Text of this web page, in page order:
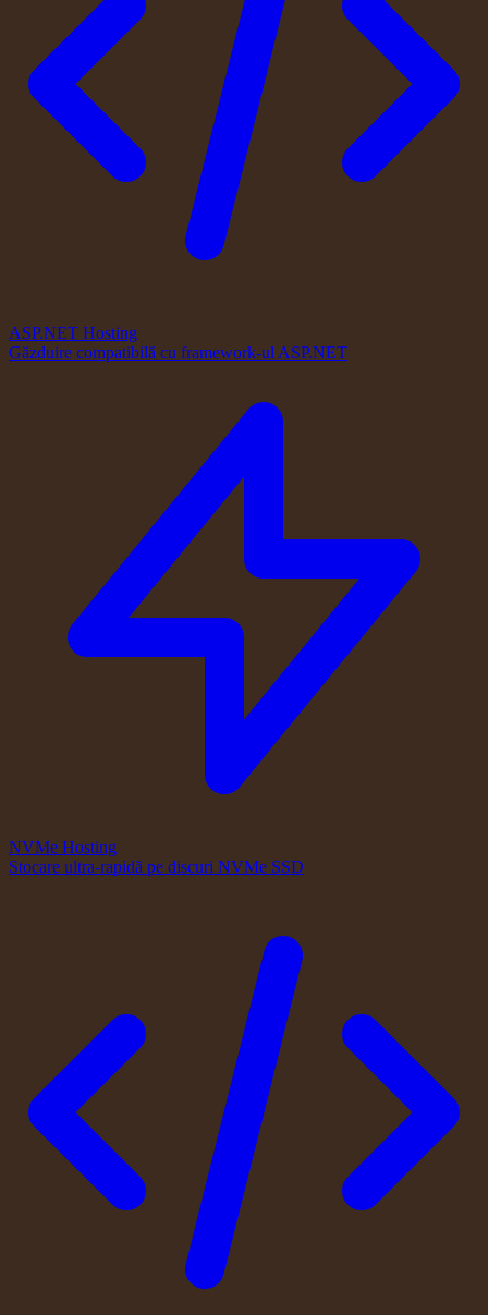
ASP.NET Hosting
Găzduire compatibilă cu framework-ul ASP.NET
NVMe Hosting
Stocare ultra-rapidă pe discuri NVMe SSD